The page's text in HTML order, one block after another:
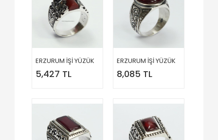
ERZURUM İŞİ YÜZÜK
5,427 TL
ERZURUM İŞİ YÜZÜK
8,085 TL